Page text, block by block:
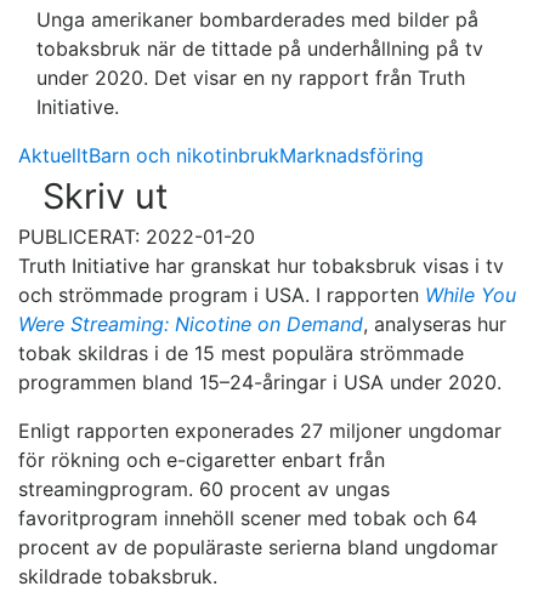
Unga amerikaner bombarderades med bilder på
tobaksbruk när de tittade på underhållning på tv
under 2020. Det visar en ny rapport från Truth
Initiative.
AktuelltBarn och nikotinbrukMarknadsföring
Skriv ut
PUBLICERAT: 2022-01-20
Truth Initiative har granskat hur tobaksbruk visas i tv
och strömmade program i USA. I rapporten While You
Were Streaming: Nicotine on Demand, analyseras hur
tobak skildras i de 15 mest populära strömmade
programmen bland 15–24-åringar i USA under 2020.
Enligt rapporten exponerades 27 miljoner ungdomar
för rökning och e-cigaretter enbart från
streamingprogram. 60 procent av ungas
favoritprogram innehöll scener med tobak och 64
procent av de populäraste serierna bland ungdomar
skildrade tobaksbruk.